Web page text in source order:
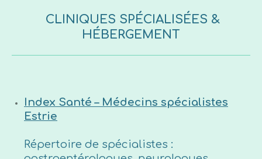
CLINIQUES SPÉCIALISÉES &
HÉBERGEMENT
Index Santé – Médecins spécialistes
Estrie
Répertoire de spécialistes :